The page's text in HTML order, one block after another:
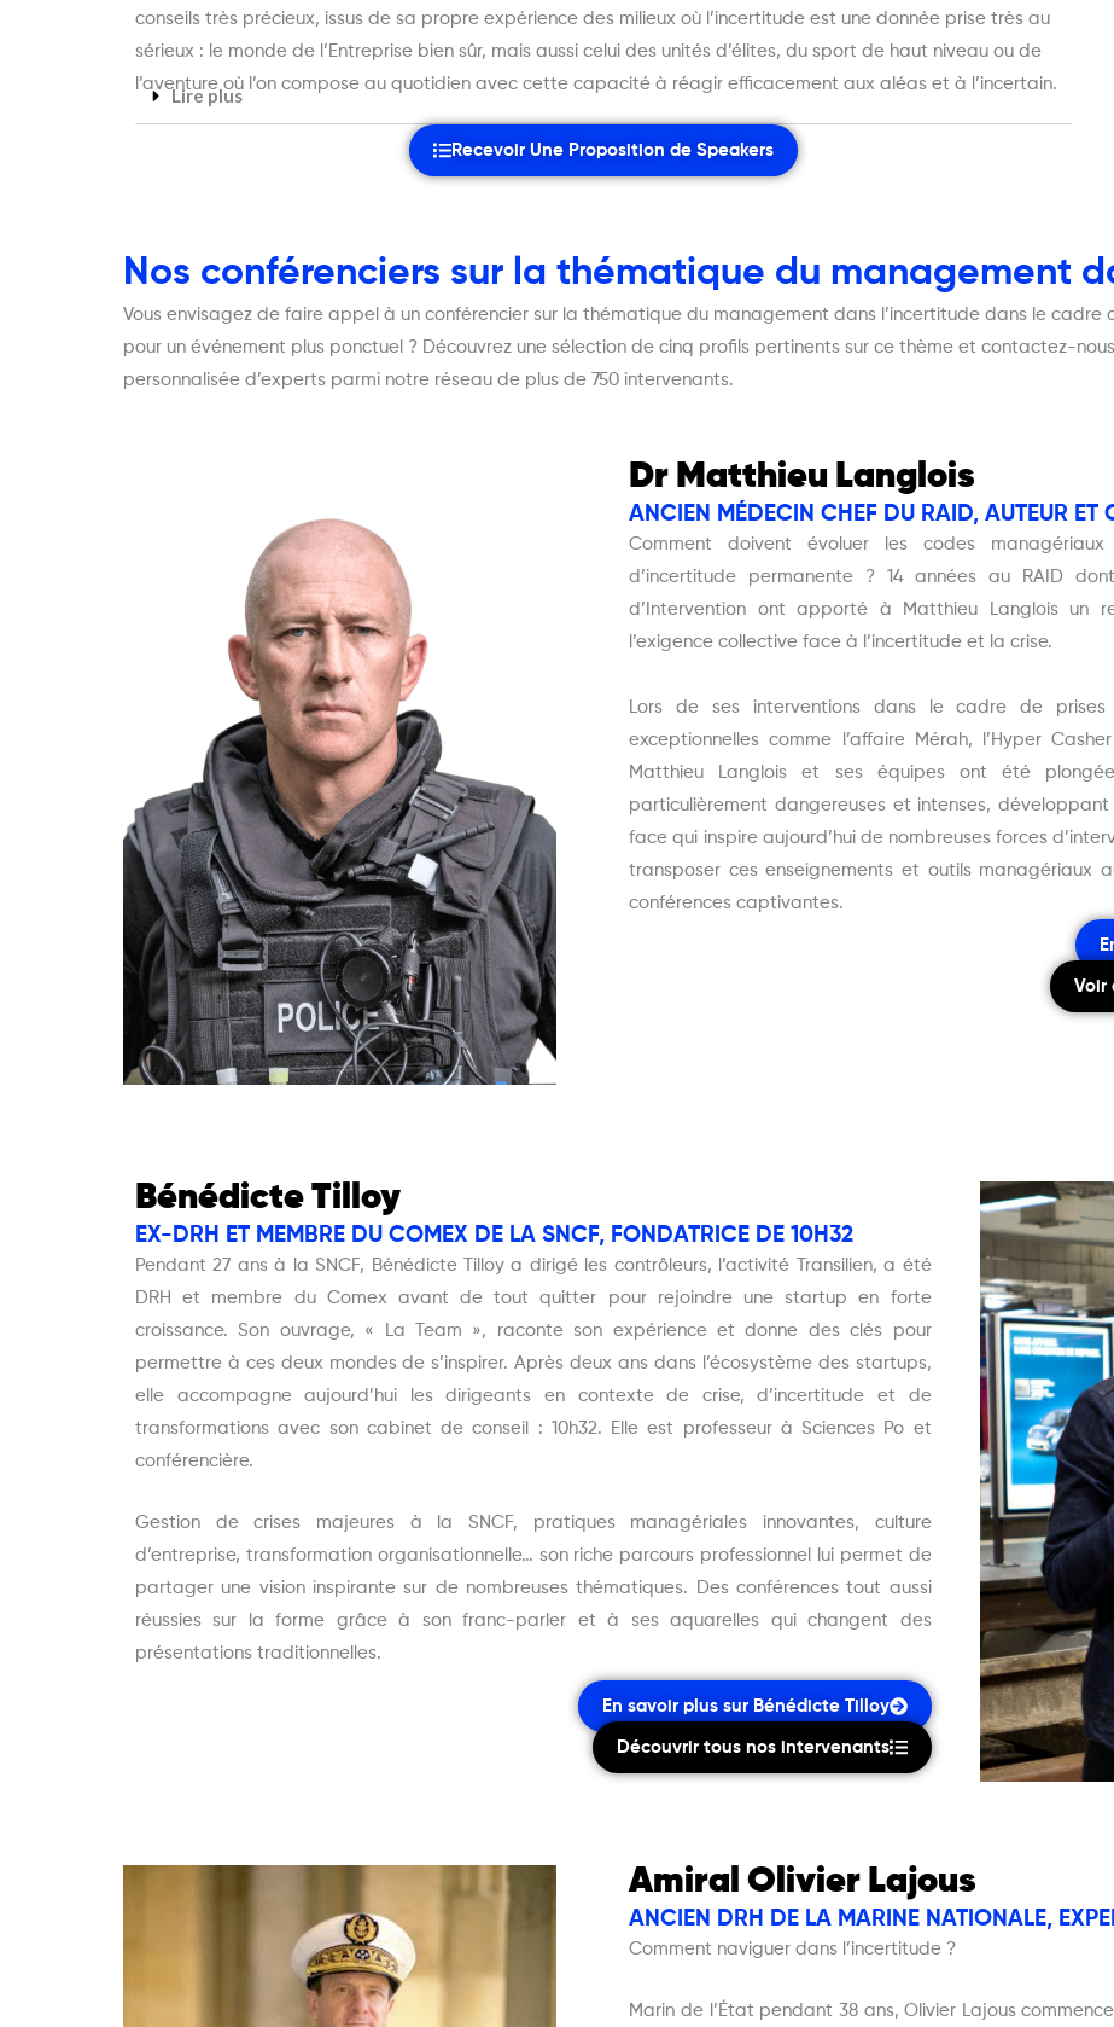
conseils très précieux, issus de sa propre expérience des milieux où l’incertitude est une donnée prise très au
sérieux : le monde de l’Entreprise bien sûr, mais aussi celui des unités d’élites, du sport de haut niveau ou de
l’aventure où l’on compose au quotidien avec cette capacité à réagir efficacement aux aléas et à l’incertain.
Lire plus
Recevoir Une Proposition de Speakers
Nos conférenciers sur la thématique du management
Vous envisagez de faire appel à un conférencier sur la thématique du management dans l’incertitude dans le cadre
pour un événement plus ponctuel ? Découvrez une sélection de cinq profils pertinents sur ce thème et contactez-
personnalisée d’experts parmi notre réseau de plus de 750 intervenants.
Dr Matthieu Langlois
ANCIEN MÉDECIN CHEF DU RAID, AUTEUR ET
Comment doivent évoluer les codes
d’incertitude permanente ? 14 années au RAID
d’Intervention ont apporté à Matthieu Langlois un
l’exigence collective face à l’incertitude et la crise.
Lors de ses interventions dans le cadre de
exceptionnelles comme l’affaire Mérah, l’Hyper
Matthieu Langlois et ses équipes ont été
particulièrement dangereuses et intenses,
face qui inspire aujourd’hui de nombreuses forces
transposer ces enseignements et outils managériaux
conférences captivantes.
Voir
Bénédicte Tilloy
EX-DRH ET MEMBRE DU COMEX DE LA SNCF, FONDATRICE DE 10H32
Pendant 27 ans à la SNCF, Bénédicte Tilloy a dirigé les contrôleurs, l’activité Transilien, a été
DRH et membre du Comex avant de tout quitter pour rejoindre une startup en forte
croissance. Son ouvrage, « La Team », raconte son expérience et donne des clés pour
permettre à ces deux mondes de s’inspirer. Après deux ans dans l’écosystème des startups,
elle accompagne aujourd’hui les dirigeants en contexte de crise, d’incertitude et de
transformations avec son cabinet de conseil : 10h32. Elle est professeur à Sciences Po et
conférencière.
Gestion de crises majeures à la SNCF, pratiques managériales innovantes, culture
d’entreprise, transformation organisationnelle… son riche parcours professionnel lui permet de
partager une vision inspirante sur de nombreuses thématiques. Des conférences tout aussi
réussies sur la forme grâce à son franc-parler et à ses aquarelles qui changent des
présentations traditionnelles.
En savoir plus sur Bénédicte Tilloy
Découvrir tous nos intervenants
Amiral Olivier Lajous
ANCIEN DRH DE LA MARINE NATIONALE,
Comment naviguer dans l’incertitude ?
Marin de l’État pendant 38 ans, Olivier Lajous